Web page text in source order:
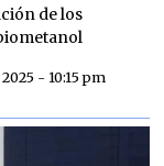
de los
- 10:15 pm